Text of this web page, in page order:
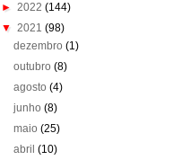
► 2022 (144)
▼ 2021 (98)
dezembro(1)
outubro(8)
agosto(4)
junho(8)
maio(25)
abril(10)